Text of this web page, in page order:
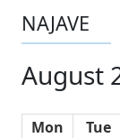
NAJAVE
August
Mon Tue